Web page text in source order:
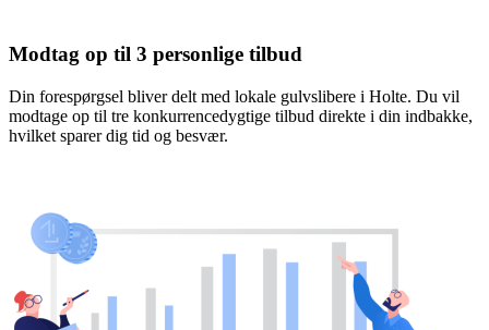
Modtag op til 3 personlige tilbud
Din forespørgsel bliver delt med lokale gulvslibere i Holte. Du vil
modtage op til tre konkurrencedygtige tilbud direkte i din indbakke,
hvilket sparer dig tid og besvær.